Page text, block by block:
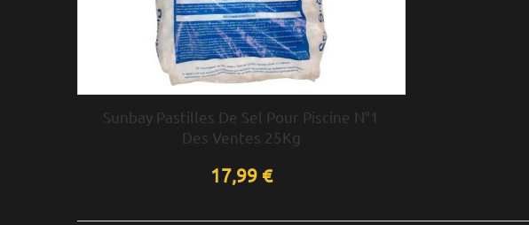
Sunbay Pastilles De Sel Pour Piscine N°1
Des Ventes 25Kg
17,99 €